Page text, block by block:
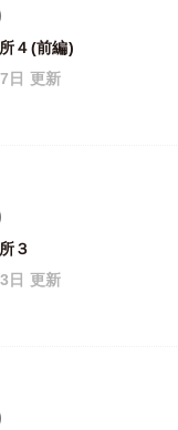
４(前編)
日 更新
３
日 更新